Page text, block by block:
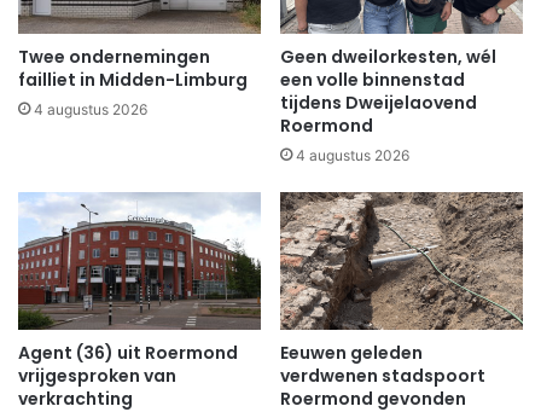
Twee ondernemingen
failliet in Midden-Limburg
4 augustus 2026
Geen dweilorkesten, wél
een volle binnenstad
tijdens Dweijelaovend
Roermond
4 augustus 2026
Agent (36) uit Roermond
vrijgesproken van
verkrachting
Eeuwen geleden
verdwenen stadspoort
Roermond gevonden